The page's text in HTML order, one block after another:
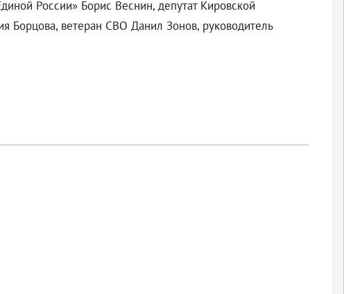
России» Борис Веснин, депутат Кировской
Борцова, ветеран СВО Данил Зонов, руководитель